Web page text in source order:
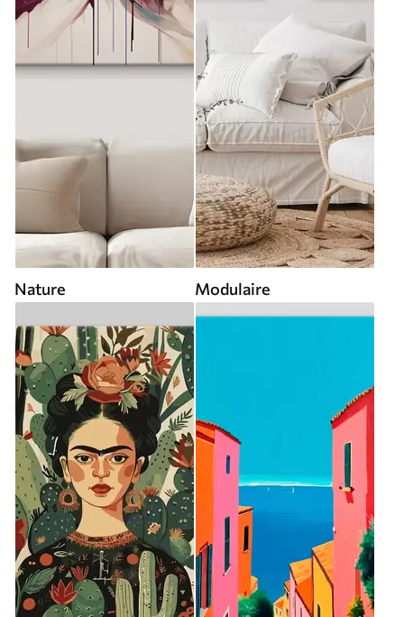
Nature Modulaire